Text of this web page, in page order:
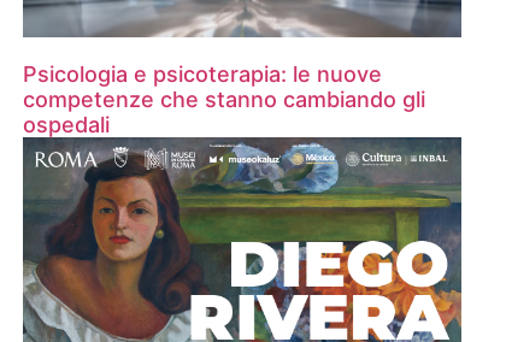
Psicologia e psicoterapia: le nuove
competenze che stanno cambiando gli
ospedali